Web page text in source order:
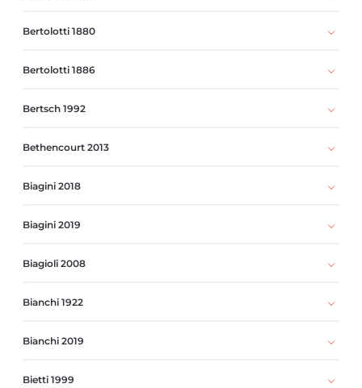
Bertolotti 1880
Bertolotti 1886
Bertsch 1992
Bethencourt 2013
Biagini 2018
Biagini 2019
Biagioli 2008
Bianchi 1922
Bianchi 2019
Bietti 1999